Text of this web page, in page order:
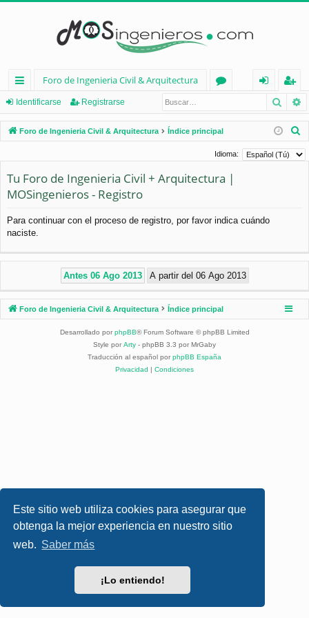
Este sitio web utiliza cookies para asegurar que
obtenga la mejor experiencia en nuestro sitio
web. Saber más
¡Lo entiendo!
nl
ac
es
pi
os
Foro de Ingenieria Civil & Arquitectura
os
nt
ifi
eg
ist
ra
Identificarse Registrarse
Foro de Ingenieria Civil & Arquitectura Índice principal
s
Idioma:
Tu Foro de Ingenieria Civil + Arquitectura |
MOSingenieros - Registro
Para continuar con el proceso de registro, por favor indica cuándo
naciste.
Foro de Ingenieria Civil & Arquitectura Índice principal
Desarrollado por phpBB® Forum Software © phpBB Limited
Style por Arty - phpBB 3.3 por MrGaby
Traducción al español por phpBB España
Privacidad | Condiciones